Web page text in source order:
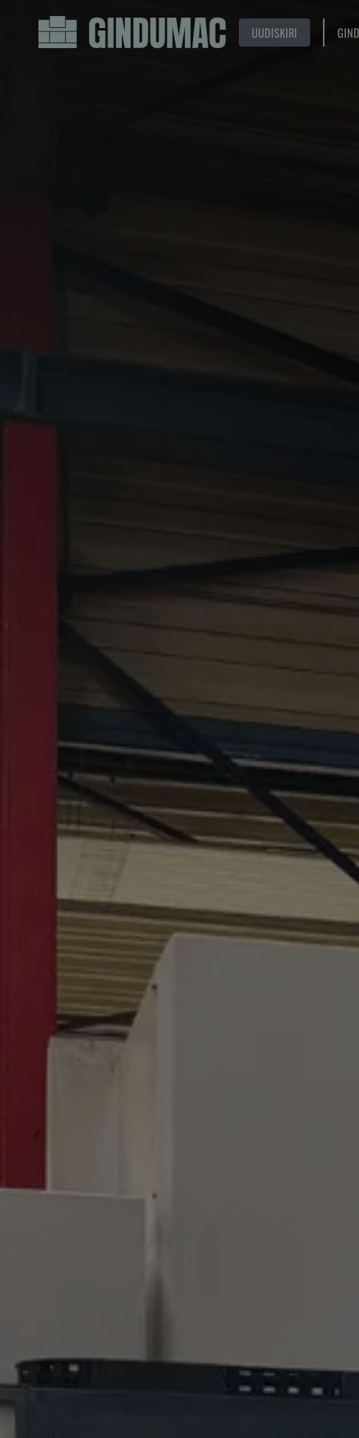
UUDISKIRI